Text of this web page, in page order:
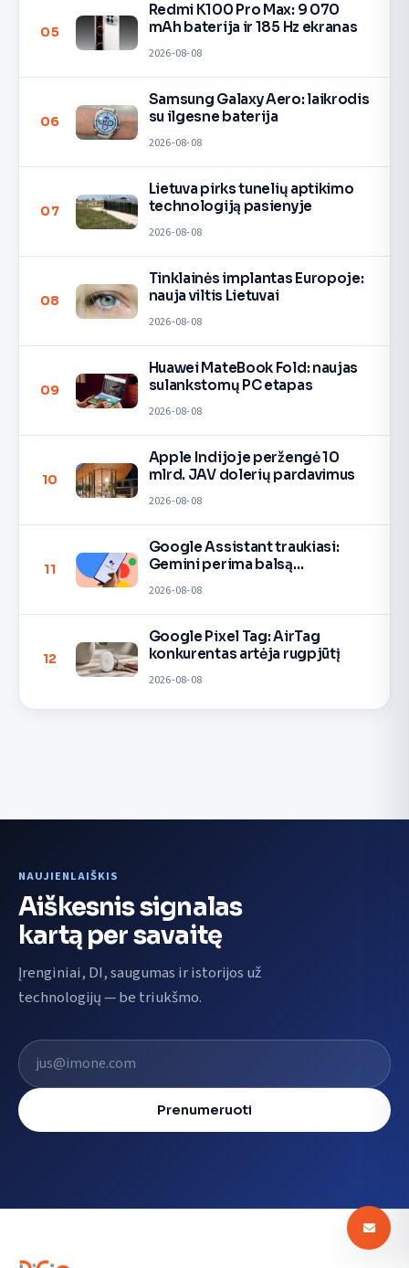
05
Redmi K100 Pro Max: 9 070
mAh baterija ir 185 Hz ekranas
2026-08-08
06
Samsung Galaxy Aero: laikrodis
su ilgesne baterija
2026-08-08
07
Lietuva pirks tunelių aptikimo
technologiją pasienyje
2026-08-08
08
Tinklainės implantas Europoje:
nauja viltis Lietuvai
2026-08-08
09
Huawei MateBook Fold: naujas
sulankstomų PC etapas
2026-08-08
10
Apple Indijoje peržengė 10
mlrd. JAV dolerių pardavimus
2026-08-08
11
Google Assistant traukiasi:
Gemini perima balsą
2026-08-08
12
Google Pixel Tag: AirTag
konkurentas artėja rugpjūtį
2026-08-08
NAUJIENLAIŠKIS
Aiškesnis signalas
kartą per savaitę
Įrenginiai, DI, saugumas ir istorijos už
technologijų — be triukšmo.
El. pašto adresas
Prenumeruoti